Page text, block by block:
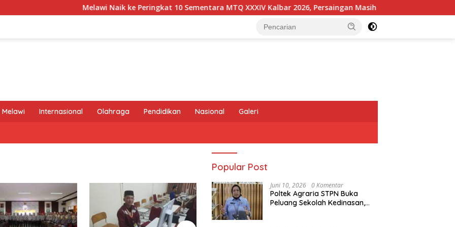
Melawi Naik ke Peringkat 10 Sementara MTQ XXXIV Kalbar 2026, Persaingan Masih Terbuka
Melawi Internasional Olahraga Pendidikan Nasional Galeri
Popular Post
Juni 10, 2026 0 Komentar
Poltek Agraria STPN Buka
Peluang Sekolah Kedinasan,